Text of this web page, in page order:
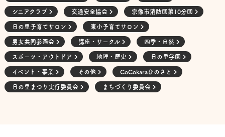
シニアクラブ 交通安全協会 宗像市消防団第10分団
日の里子育てサロン 東小子育てサロン
男女共同参画会 講座・サークル 四季・自然
スポーツ・アウトドア 地理・歴史 日の里学園
イベント・事業 その他 CoCokaraひのさと
日の里まつり実行委員会 まちづくり委員会